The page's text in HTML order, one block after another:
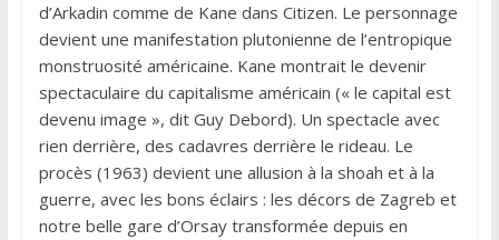
d’Arkadin comme de Kane dans Citizen. Le personnage
devient une manifestation plutonienne de l’entropique
monstruosité américaine. Kane montrait le devenir
spectaculaire du capitalisme américain (« le capital est
devenu image », dit Guy Debord). Un spectacle avec
rien derrière, des cadavres derrière le rideau. Le
procès (1963) devient une allusion à la shoah et à la
guerre, avec les bons éclairs : les décors de Zagreb et
notre belle gare d’Orsay transformée depuis en